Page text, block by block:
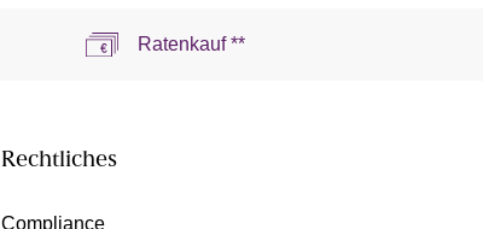
Ratenkauf **
Rechtliches
Compliance